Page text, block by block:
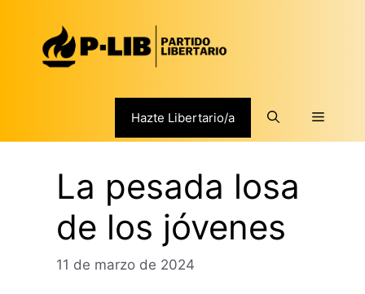
contenido
Hazte Libertario/a Menú
La pesada losa
de los jóvenes
11 de marzo de 2024